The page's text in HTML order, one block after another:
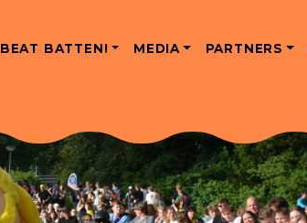
BEAT BATTEN! MEDIA PARTNERS